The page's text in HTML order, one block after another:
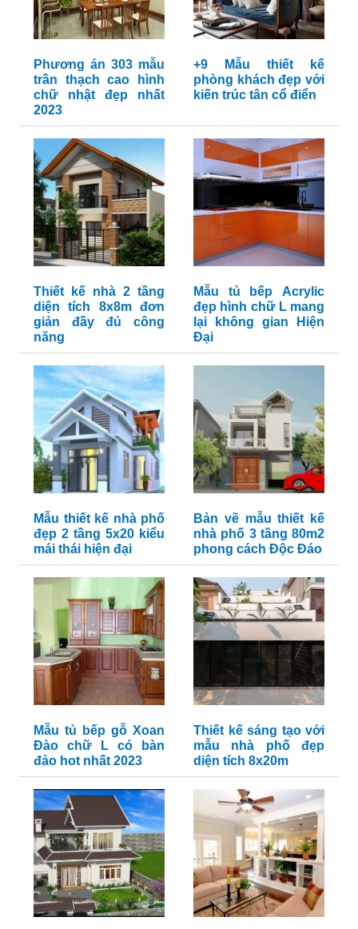
Phương án 303 mẫu
trần thạch cao hình
chữ nhật đẹp nhất
2023
+9 Mẫu thiết kế
phòng khách đẹp với
kiến trúc tân cổ điển
Thiết kế nhà 2 tầng
diện tích 8x8m đơn
giản đầy đủ công
năng
Mẫu tủ bếp Acrylic
đẹp hình chữ L mang
lại không gian Hiện
Đại
Mẫu thiết kế nhà phố
đẹp 2 tầng 5x20 kiểu
mái thái hiện đại
Bản vẽ mẫu thiết kế
nhà phố 3 tầng 80m2
phong cách Độc Đáo
Mẫu tủ bếp gỗ Xoan
Đào chữ L có bàn
đảo hot nhất 2023
Thiết kế sáng tạo với
mẫu nhà phố đẹp
diện tích 8x20m